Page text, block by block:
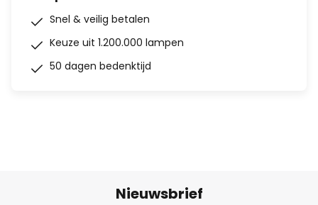
Snel & veilig betalen
Keuze uit 1.200.000 lampen
50 dagen bedenktijd
Nieuwsbrief